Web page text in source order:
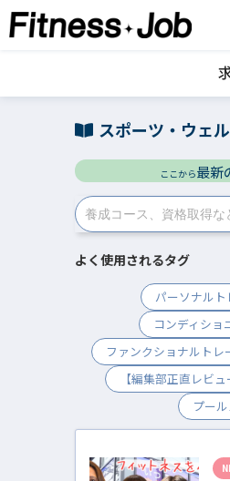
スポーツ・ウェ
ここから最新
よく使用されるタグ
パーソナルト
コンディショ
ファンクショナルトレ
【編集部正直レビュ
プー